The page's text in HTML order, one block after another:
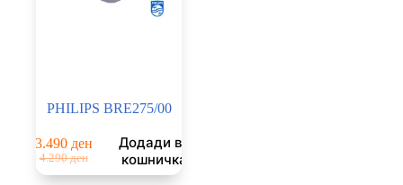
PHILIPS BRE275/00
4.290ден
Original
price
3.490 ден
Current
price
Додади во
кошничка